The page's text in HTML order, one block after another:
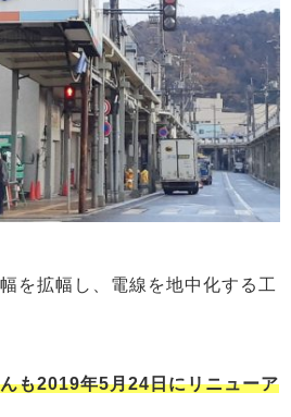
を拡幅し、電線を地中化する工
も2019年5月24日にリニューア